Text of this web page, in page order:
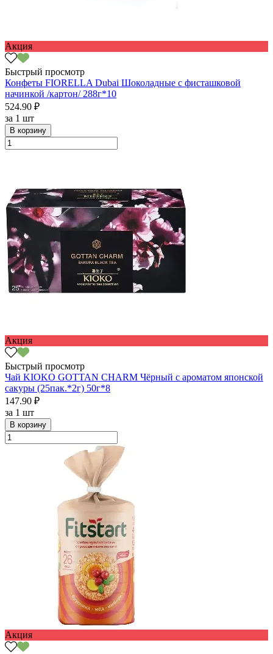
Акция
Быстрый просмотр
Конфеты FIORELLA Dubai Шоколадные с фисташковой
начинкой /картон/ 288г*10
524.90 ₽
за 1 шт
В корзину
Акция
Быстрый просмотр
Чай KIOKO GOTTAN CHARM Чёрный с ароматом японской
сакуры (25пак.*2г) 50г*8
147.90 ₽
за 1 шт
В корзину
Акция